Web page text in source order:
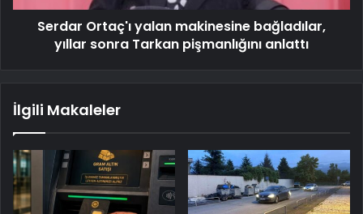
Serdar Ortaç'ı yalan makinesine bağladılar,
yıllar sonra Tarkan pişmanlığını anlattı
İlgili Makaleler